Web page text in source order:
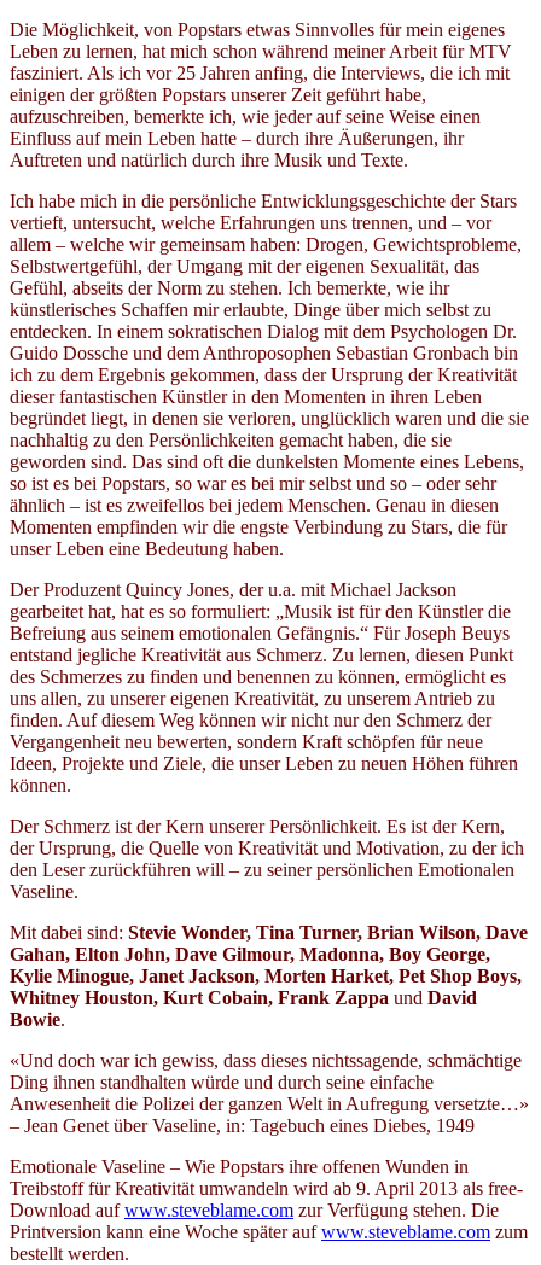
Die Möglichkeit, von Popstars etwas Sinnvolles für mein eigenes
Leben zu lernen, hat mich schon während meiner Arbeit für MTV
fasziniert. Als ich vor 25 Jahren anfing, die Interviews, die ich mit
einigen der größten Popstars unserer Zeit geführt habe,
aufzuschreiben, bemerkte ich, wie jeder auf seine Weise einen
Einfluss auf mein Leben hatte – durch ihre Äußerungen, ihr
Auftreten und natürlich durch ihre Musik und Texte.
Ich habe mich in die persönliche Entwicklungsgeschichte der Stars
vertieft, untersucht, welche Erfahrungen uns trennen, und – vor
allem – welche wir gemeinsam haben: Drogen, Gewichtsprobleme,
Selbstwertgefühl, der Umgang mit der eigenen Sexualität, das
Gefühl, abseits der Norm zu stehen. Ich bemerkte, wie ihr
künstlerisches Schaffen mir erlaubte, Dinge über mich selbst zu
entdecken. In einem sokratischen Dialog mit dem Psychologen Dr.
Guido Dossche und dem Anthroposophen Sebastian Gronbach bin
ich zu dem Ergebnis gekommen, dass der Ursprung der Kreativität
dieser fantastischen Künstler in den Momenten in ihren Leben
begründet liegt, in denen sie verloren, unglücklich waren und die sie
nachhaltig zu den Persönlichkeiten gemacht haben, die sie
geworden sind. Das sind oft die dunkelsten Momente eines Lebens,
so ist es bei Popstars, so war es bei mir selbst und so – oder sehr
ähnlich – ist es zweifellos bei jedem Menschen. Genau in diesen
Momenten empfinden wir die engste Verbindung zu Stars, die für
unser Leben eine Bedeutung haben.
Der Produzent Quincy Jones, der u.a. mit Michael Jackson
gearbeitet hat, hat es so formuliert: „Musik ist für den Künstler die
Befreiung aus seinem emotionalen Gefängnis.“ Für Joseph Beuys
entstand jegliche Kreativität aus Schmerz. Zu lernen, diesen Punkt
des Schmerzes zu finden und benennen zu können, ermöglicht es
uns allen, zu unserer eigenen Kreativität, zu unserem Antrieb zu
finden. Auf diesem Weg können wir nicht nur den Schmerz der
Vergangenheit neu bewerten, sondern Kraft schöpfen für neue
Ideen, Projekte und Ziele, die unser Leben zu neuen Höhen führen
können.
Der Schmerz ist der Kern unserer Persönlichkeit. Es ist der Kern,
der Ursprung, die Quelle von Kreativität und Motivation, zu der ich
den Leser zurückführen will – zu seiner persönlichen Emotionalen
Vaseline.
Mit dabei sind: Stevie Wonder, Tina Turner, Brian Wilson, Dave
Gahan, Elton John, Dave Gilmour, Madonna, Boy George,
Kylie Minogue, Janet Jackson, Morten Harket, Pet Shop Boys,
Whitney Houston, Kurt Cobain, Frank Zappa und David
Bowie.
«Und doch war ich gewiss, dass dieses nichtssagende, schmächtige
Ding ihnen standhalten würde und durch seine einfache
Anwesenheit die Polizei der ganzen Welt in Aufregung versetzte…»
– Jean Genet über Vaseline, in: Tagebuch eines Diebes, 1949
Emotionale Vaseline – Wie Popstars ihre offenen Wunden in
Treibstoff für Kreativität umwandeln wird ab 9. April 2013 als free-
Download aufwww.steveblame.com zur Verfügung stehen. Die
Printversion kann eine Woche später aufwww.steveblame.com zum
bestellt werden.